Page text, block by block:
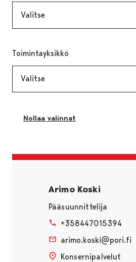
Toimintayksikkö
Nollaa valinnat
Sivu latautuu uudestaan ilman
Arimo Koski
Pääsuunnittelija
+358447015394
arimo.koski@pori.fi
Konsernipalvelut